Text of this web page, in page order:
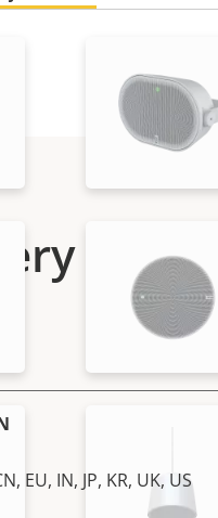
części
EU, IN, JP, KR, UK, US